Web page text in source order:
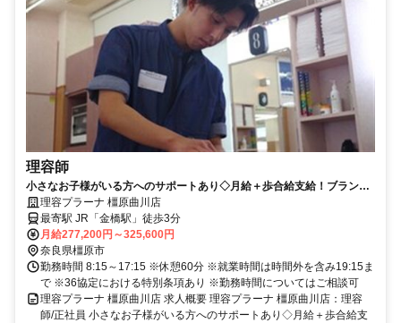
理容師
小さなお子様がいる方へのサポートあり◇月給＋歩合給支給！ブランク
のある方もぜひ★充実した待遇面あり◎個人ノルマはなし♪【橿原市、理
容室、理容師、正社員】
理容プラーナ 橿原曲川店
最寄駅 JR「金橋駅」徒歩3分
月給277,200円～325,600円
奈良県橿原市
勤務時間 8:15～17:15 ※休憩60分 ※就業時間は時間外を含み19:15ま
で ※36協定における特別条項あり ※勤務時間についてはご相談可
理容プラーナ 橿原曲川店 求人概要 理容プラーナ 橿原曲川店：理容
師/正社員 小さなお子様がいる方へのサポートあり◇月給＋歩合給支